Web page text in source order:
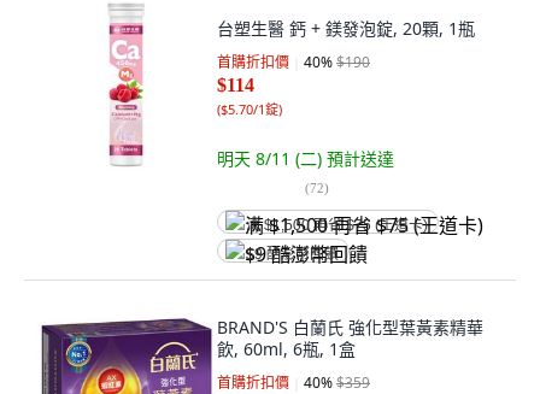
台塑生醫 鈣 + 鎂發泡錠, 20顆, 1瓶
首購折扣價 40%$190
$114
($5.70/1錠)
明天 8/11 (二) 預計送達
(72)
满 $1,500 再省 $75 (王道卡)
$9 酷澎幣回饋
BRAND'S 白蘭氏 強化型葉黃素精華
飲, 60ml, 6瓶, 1盒
首購折扣價 40%$359